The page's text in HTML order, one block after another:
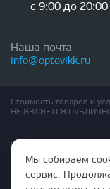
с 9:00 до 20:00
Наша почта
info@optovikk.ru
Стоимость товаров и
НЕ ЯВЛЯЕТСЯ
Правила эксплутации
Политика обработки
Согласие на обработку
Мы собираем
сервис.